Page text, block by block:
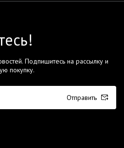
Подпишитесь на рассылку и
покупку.
Отправить